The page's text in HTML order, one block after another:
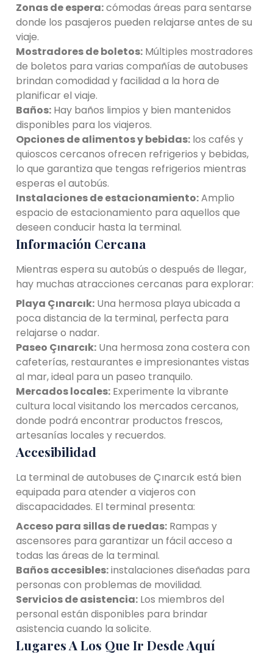
Zonas de espera:cómodas áreas para sentarse
donde los pasajeros pueden relajarse antes de su
viaje.
Mostradores de boletos: Múltiples mostradores
de boletos para varias compañías de autobuses
brindan comodidad y facilidad a la hora de
planificar el viaje.
Baños: Hay baños limpios y bien mantenidos
disponibles para los viajeros.
Opciones de alimentos y bebidas: los cafés y
quioscos cercanos ofrecen refrigerios y bebidas,
lo que garantiza que tengas refrigerios mientras
esperas el autobús.
Instalaciones de estacionamiento:Amplio
espacio de estacionamiento para aquellos que
deseen conducir hasta la terminal.
Información Cercana
Mientras espera su autobús o después de llegar,
hay muchas atracciones cercanas para explorar:
Playa Çınarcık: Una hermosa playa ubicada a
poca distancia de la terminal, perfecta para
relajarse o nadar.
Paseo Çınarcık: Una hermosa zona costera con
cafeterías, restaurantes e impresionantes vistas
al mar, ideal para un paseo tranquilo.
Mercados locales: Experimente la vibrante
cultura local visitando los mercados cercanos,
donde podrá encontrar productos frescos,
artesanías locales y recuerdos.
Accesibilidad
La terminal de autobuses de Çınarcık está bien
equipada para atender a viajeros con
discapacidades. El terminal presenta:
Acceso para sillas de ruedas: Rampas y
ascensores para garantizar un fácil acceso a
todas las áreas de la terminal.
Baños accesibles:instalaciones diseñadas para
personas con problemas de movilidad.
Servicios de asistencia: Los miembros del
personal están disponibles para brindar
asistencia cuando la solicite.
Lugares A Los Que Ir Desde Aquí